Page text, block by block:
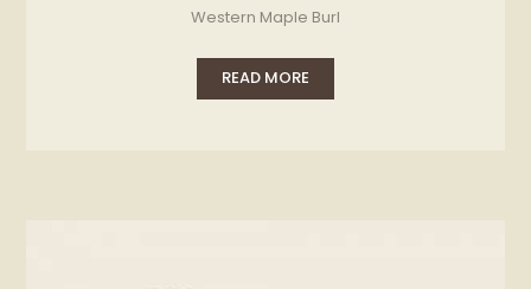
Western Maple Burl
READ MORE